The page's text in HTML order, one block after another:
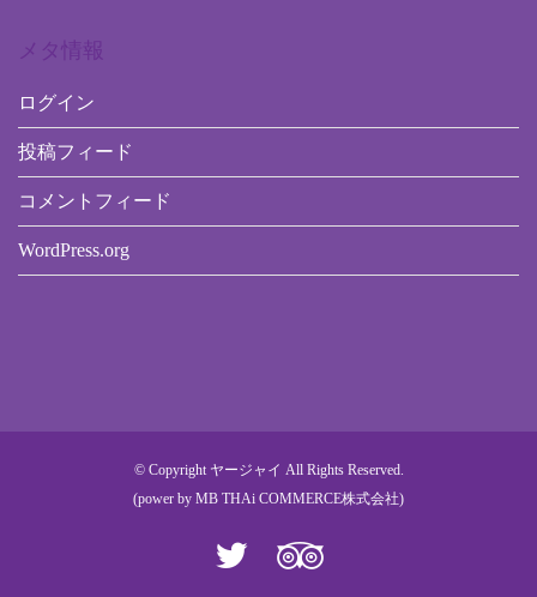
メタ情報
ログイン
投稿フィード
コメントフィード
WordPress.org
© Copyright ヤージャイ All Rights Reserved.
(power by MB THAi COMMERCE株式会社)